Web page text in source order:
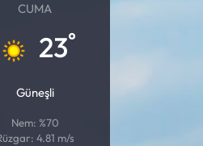
CUMA
23°
Güneşli
Nem: %70
4.81 m/s